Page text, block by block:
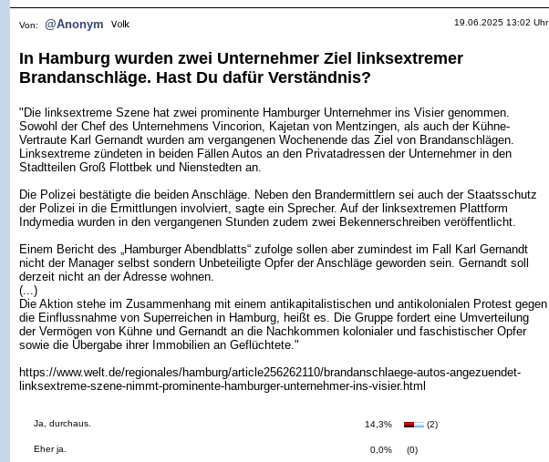
Von: @Anonym 19.06.2025 13:02 Uhr
In Hamburg wurden zwei Unternehmer Ziel linksextremer
Brandanschläge. Hast Du dafür Verständnis?
"Die linksextreme Szene hat zwei prominente Hamburger Unternehmer ins Visier genommen.
Sowohl der Chef des Unternehmens Vincorion, Kajetan von Mentzingen, als auch der Kühne-
Vertraute Karl Gernandt wurden am vergangenen Wochenende das Ziel von Brandanschlägen.
Linksextreme zündeten in beiden Fällen Autos an den Privatadressen der Unternehmer in den
Stadtteilen Groß Flottbek und Nienstedten an.
Die Polizei bestätigte die beiden Anschläge. Neben den Brandermittlern sei auch der Staatsschutz
der Polizei in die Ermittlungen involviert, sagte ein Sprecher. Auf der linksextremen Plattform
Indymedia wurden in den vergangenen Stunden zudem zwei Bekennerschreiben veröffentlicht.
Einem Bericht des „Hamburger Abendblatts“ zufolge sollen aber zumindest im Fall Karl Gernandt
nicht der Manager selbst sondern Unbeteiligte Opfer der Anschläge geworden sein. Gernandt soll
derzeit nicht an der Adresse wohnen.
(...)
Die Aktion stehe im Zusammenhang mit einem antikapitalistischen und antikolonialen Protest gegen
die Einflussnahme von Superreichen in Hamburg, heißt es. Die Gruppe fordert eine Umverteilung
der Vermögen von Kühne und Gernandt an die Nachkommen kolonialer und faschistischer Opfer
sowie die Übergabe ihrer Immobilien an Geflüchtete."
https://www.welt.de/regionales/hamburg/article256262110/brandanschlaege-autos-angezuendet-
linksextreme-szene-nimmt-prominente-hamburger-unternehmer-ins-visier.html
Ja, durchaus. 14,3% (2)
Eher ja. 0,0% (0)